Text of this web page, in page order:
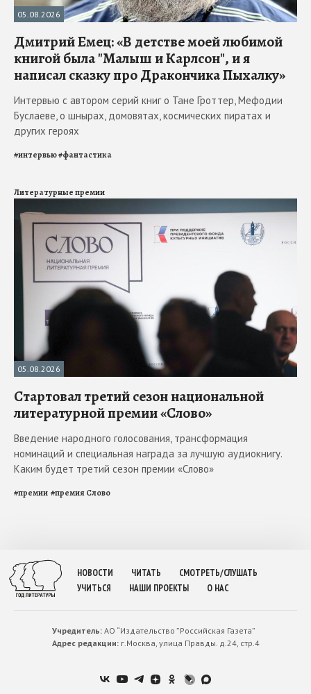
05.08.2026
Дмитрий Емец: «В детстве моей любимой
книгой была "Малыш и Карлсон", и я
написал сказку про Дракончика Пыхалку»
Интервью с автором серий книг о Тане Гроттер, Мефодии
Буслаеве, о шнырах, домовятах, космических пиратах и
других героях
#интервью#фантастика
Литературные премии
05.08.2026
Стартовал третий сезон национальной
литературной премии «Слово»
Введение народного голосования, трансформация
номинаций и специальная награда за лучшую аудиокнигу.
Каким будет третий сезон премии «Слово»
#премии #премия Слово
НОВОСТИ ЧИТАТЬ
СМОТРЕТЬ/СЛУШАТЬ
УЧИТЬСЯ
НАШИ ПРОЕКТЫ О НАС
Учредитель:АО “Издательство ”Российская Газета”
Адрес редакции:г.Москва, улица Правды. д.24, стр.4